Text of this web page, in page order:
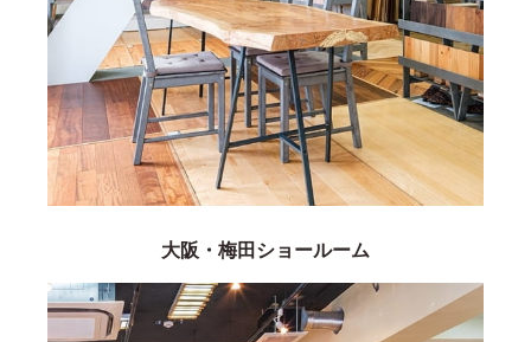
大阪・梅田ショールーム